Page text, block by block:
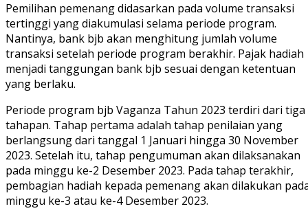
Pemilihan pemenang didasarkan pada volume transaksi
tertinggi yang diakumulasi selama periode program.
Nantinya, bank bjb akan menghitung jumlah volume
transaksi setelah periode program berakhir. Pajak hadiah
menjadi tanggungan bank bjb sesuai dengan ketentuan
yang berlaku.
Periode program bjb Vaganza Tahun 2023 terdiri dari tiga
tahapan. Tahap pertama adalah tahap penilaian yang
berlangsung dari tanggal 1 Januari hingga 30 November
2023. Setelah itu, tahap pengumuman akan dilaksanakan
pada minggu ke-2 Desember 2023. Pada tahap terakhir,
pembagian hadiah kepada pemenang akan dilakukan
minggu ke-3 atau ke-4 Desember 2023.